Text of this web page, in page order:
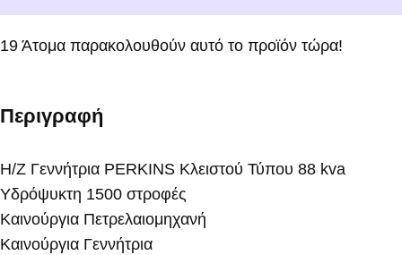
19 Άτομα παρακολουθούν αυτό το προϊόν τώρα!
Περιγραφή
Η/Ζ Γεννήτρια PERKINS Κλειστού Τύπου 88 kva
Υδρόψυκτη 1500 στροφές
Καινούργια Πετρελαιομηχανή
Καινούργια Γεννήτρια